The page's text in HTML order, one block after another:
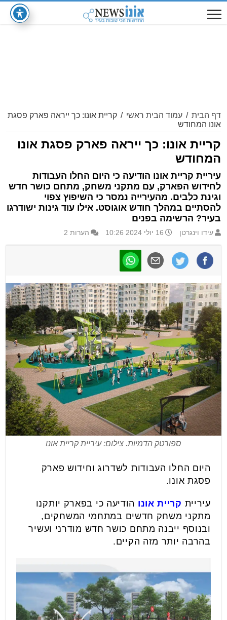
דף הבית / עמוד הבית ראשי / קריית אונו: כך ייראה פארק פסגת
אונו המחודש
קריית אונו: כך ייראה פארק פסגת אונו
המחודש
עיריית קריית אונו הודיעה כי היום החלו העבודות
לחידוש הפארק, עם מתקני משחק, מתחם כושר חדש
וגינת כלבים. מהעירייה נמסר כי השיפוץ צפוי
להסתיים במהלך חודש אוגוסט. אילו עוד גינות ישודרגו
בעיר? הרשימה בפנים
עידו וינגרטן 16 יולי 2024 10:26 הערות 2
ספורטק הדמיות. צילום: עיריית קריית אונו
היום החלו העבודות לשדרוג וחידוש פארק
פסגת אונו.
עיריית קריית אונו הודיעה כי בפארק יותקנו
מתקני משחק חדשים במתחמי המשחקים,
ובנוסף ייבנה מתחם כושר חדש מודרני ועשיר
בהרבה יותר מזה הקיים.